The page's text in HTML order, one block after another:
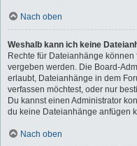
Nach oben
Weshalb kann ich keine
Rechte für Dateianhänge
vergeben werden. Die Board-
erlaubt, Dateianhänge in dem
verfassen möchtest, oder nur
Du kannst einen Administrator
du keine Dateianhänge anfügen
Nach oben